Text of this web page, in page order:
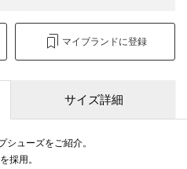
マイブランドに登録
サイズ詳細
ューズをご紹介。
採用。